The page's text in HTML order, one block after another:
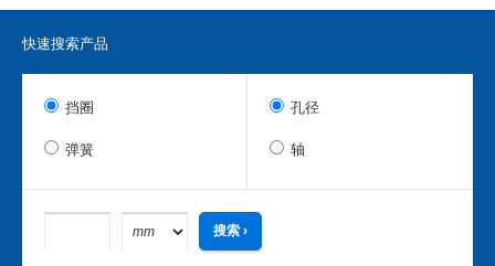
快速搜索产品
挡圈
弹簧
孔径
轴